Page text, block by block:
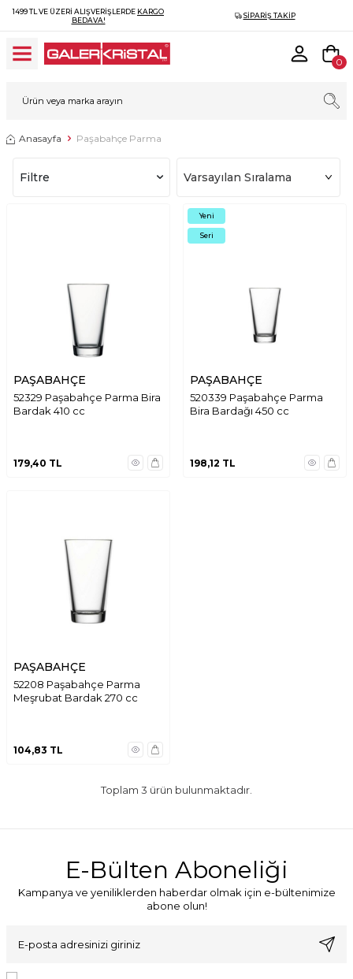
1499 TL VE ÜZERI ALIŞVERIŞLERDE KARGO
BEDAVA!
SIPARIŞ TAKIP
0
Anasayfa Paşabahçe Parma
Filtre
PAŞABAHÇE
52329 Paşabahçe Parma Bira
Bardak 410 cc
179,40 TL
Yeni
Seri
PAŞABAHÇE
520339 Paşabahçe Parma
Bira Bardağı 450 cc
198,12 TL
PAŞABAHÇE
52208 Paşabahçe Parma
Meşrubat Bardak 270 cc
104,83 TL
Toplam 3 ürün bulunmaktadır.
E-Bülten Aboneliği
Kampanya ve yeniliklerden haberdar olmak için e-bültenimize
abone olun!